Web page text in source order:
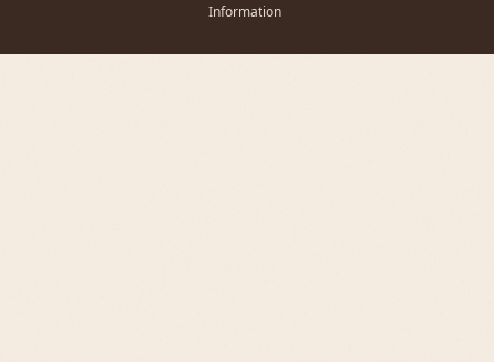
Information